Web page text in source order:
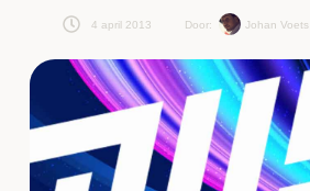
4 april 2013 Door: Johan Voets